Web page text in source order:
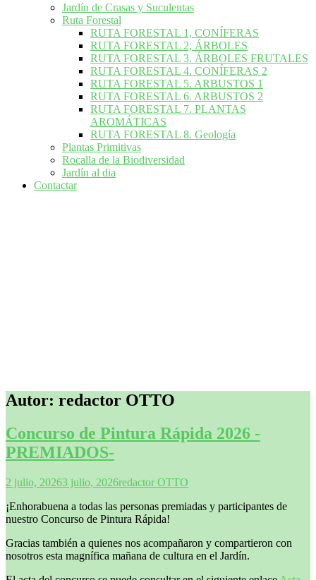
Jardín de Crasas y Suculentas
Ruta Forestal
RUTA FORESTAL 1, CONÍFERAS
RUTA FORESTAL 2, ÁRBOLES
RUTA FORESTAL 3. ÁRBOLES FRUTALES
RUTA FORESTAL 4. CONÍFERAS 2
RUTA FORESTAL 5. ARBUSTOS 1
RUTA FORESTAL 6. ARBUSTOS 2
RUTA FORESTAL 7. PLANTAS
AROMÁTICAS
RUTA FORESTAL 8. Geología
Plantas Primitivas
Rocalla de la Biodiversidad
Jardín al dia
Contactar
Autor: redactor OTTO
Concurso de Pintura Rápida 2026 -
PREMIADOS-
2 julio, 20263 julio, 2026redactor OTTO
¡Enhorabuena a todas las personas premiadas y participantes de
nuestro Concurso de Pintura Rápida!
Gracias también a quienes nos acompañaron y compartieron con
nosotros esta magnífica mañana de cultura en el Jardín.